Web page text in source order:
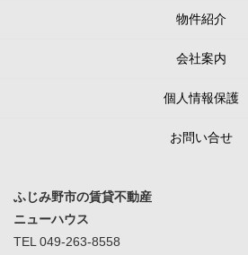
物件紹介
会社案内
個人情報保護
お問い合せ
ふじみ野市の賃貸不動産
ニューハウス
TEL 049-263-8558